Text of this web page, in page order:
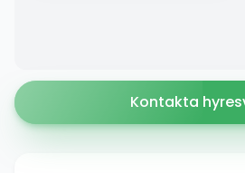
Kontakta